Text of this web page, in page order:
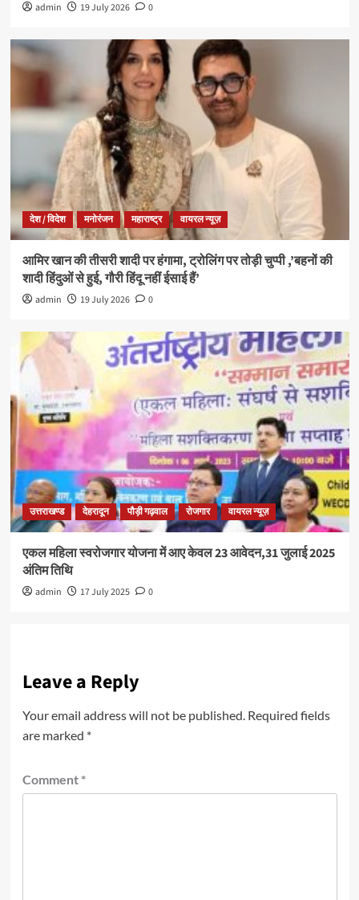
admin 19 July 2026 0
देश / विदेश मनोरंजन महाराष्ट्र वायरल न्यूज़
आमिर खान की तीसरी शादी पर हंगामा, ट्रोलिंग पर तोड़ी चुप्पी ,’बहनों की
शादी हिंदुओं से हुई, गौरी हिंदू नहीं ईसाई हैं’
admin 19 July 2026 0
उत्तराखण्ड देहरादून पौड़ी गढ़वाल रोजगार वायरल न्यूज़
एकल महिला स्वरोजगार योजना में आए केवल 23 आवेदन,31 जुलाई 2025
अंतिम तिथि
admin 17 July 2025 0
Leave a Reply
Your email address will not be published. Required fields
are marked *
Comment *